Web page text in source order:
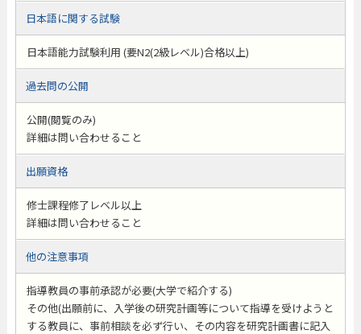
日本語に関する試験
日本語能力試験利用 (要N2(2級レベル)合格以上)
過去問の公開
公開(閲覧のみ)
詳細は問い合わせること
出願資格
修士課程修了レベル以上
詳細は問い合わせること
他の注意事項
指導教員の事前承認が必要(大学で紹介する)
その他(出願前に、入学後の研究計画等について指導を受けようと
する教員に、事前相談を必ず行い、その内容を研究計画書に記入